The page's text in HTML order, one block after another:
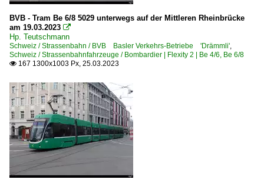
BVB - Tram Be 6/8 5029 unterwegs auf der Mittleren Rheinbrücke
am 19.03.2023 
Hp. Teutschmann
Schweiz / Strassenbahn / BVB Basler Verkehrs-Betriebe 'Drämmli',
Schweiz / Strassenbahnfahrzeuge / Bombardier | Flexity 2 | Be 4/6, Be 6/8
 167 1300x1003 Px, 25.03.2023